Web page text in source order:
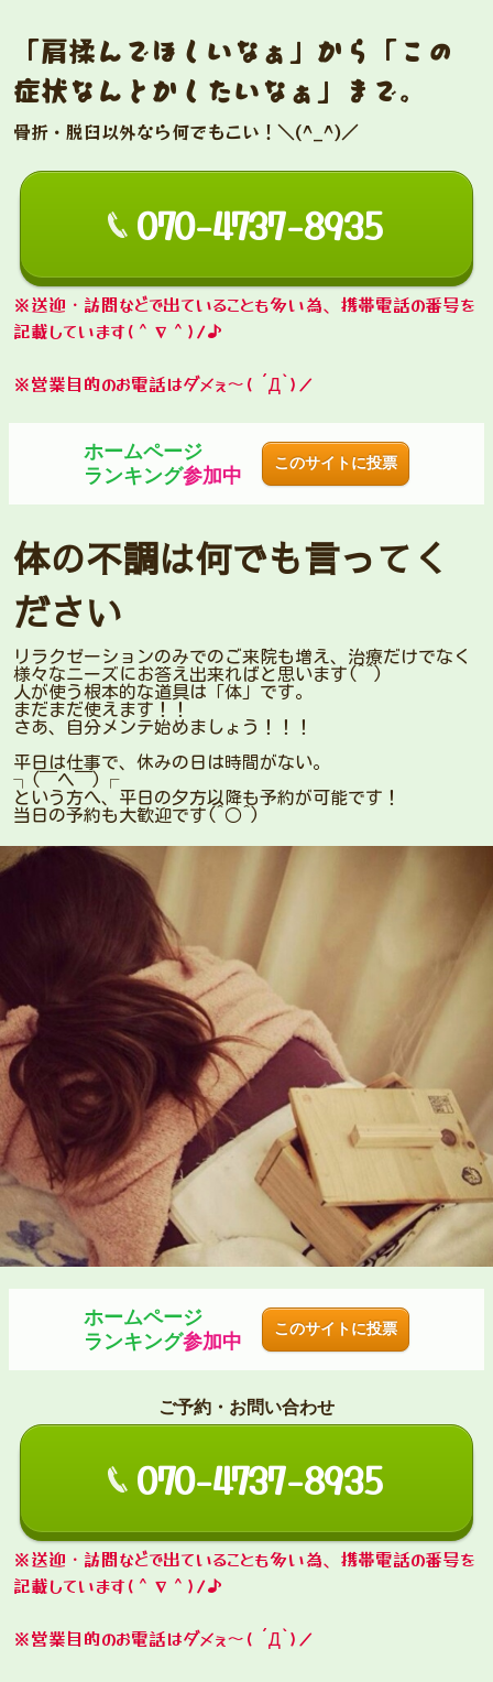
「肩揉んでほしいなぁ」から「この
症状なんとかしたいなぁ」まで。
骨折・脱臼以外なら何でもこい！＼(^_^)／
070-4737-8935
※送迎・訪問などで出ていることも多い為、携帯電話の番号を
記載しています(＾∇＾)ﾉ♪
※営業目的のお電話はダメぇ～‍( ´Д`)ノ
ホームページ
ランキング参加中
このサイトに投票
体の不調は何でも言ってく
ださい
リラクゼーションのみでのご来院も増え、治療だけでなく
様々なニーズにお答え出来ればと思います(^^)
人が使う根本的な道具は「体」です。
まだまだ使えます！！
さあ、自分メンテ始めましょう！！！
平日は仕事で、休みの日は時間がない。
┐(￣ヘ￣)┌
という方へ、平日の夕方以降も予約が可能です！
当日の予約も大歓迎です(^○^)
ホームページ
ランキング参加中
このサイトに投票
ご予約・お問い合わせ
070-4737-8935
※送迎・訪問などで出ていることも多い為、携帯電話の番号を
記載しています(＾∇＾)ﾉ♪
※営業目的のお電話はダメぇ～( ´Д`)ノ